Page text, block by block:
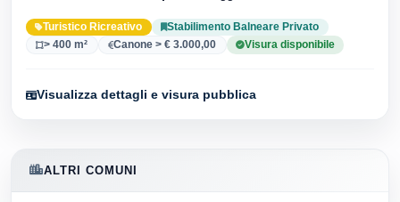
ALTRI COMUNI
Turistico Ricreativo
Stabilimento Balneare Privato
> 400 m²
Canone > € 3.000,00 Visura disponibile
Visualizza dettagli e visura pubblica